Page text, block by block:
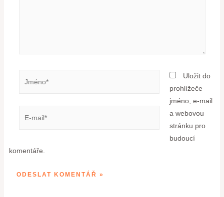
Uložit do
prohlížeče
jméno, e-mail
a webovou
stránku pro
budoucí
komentáře.